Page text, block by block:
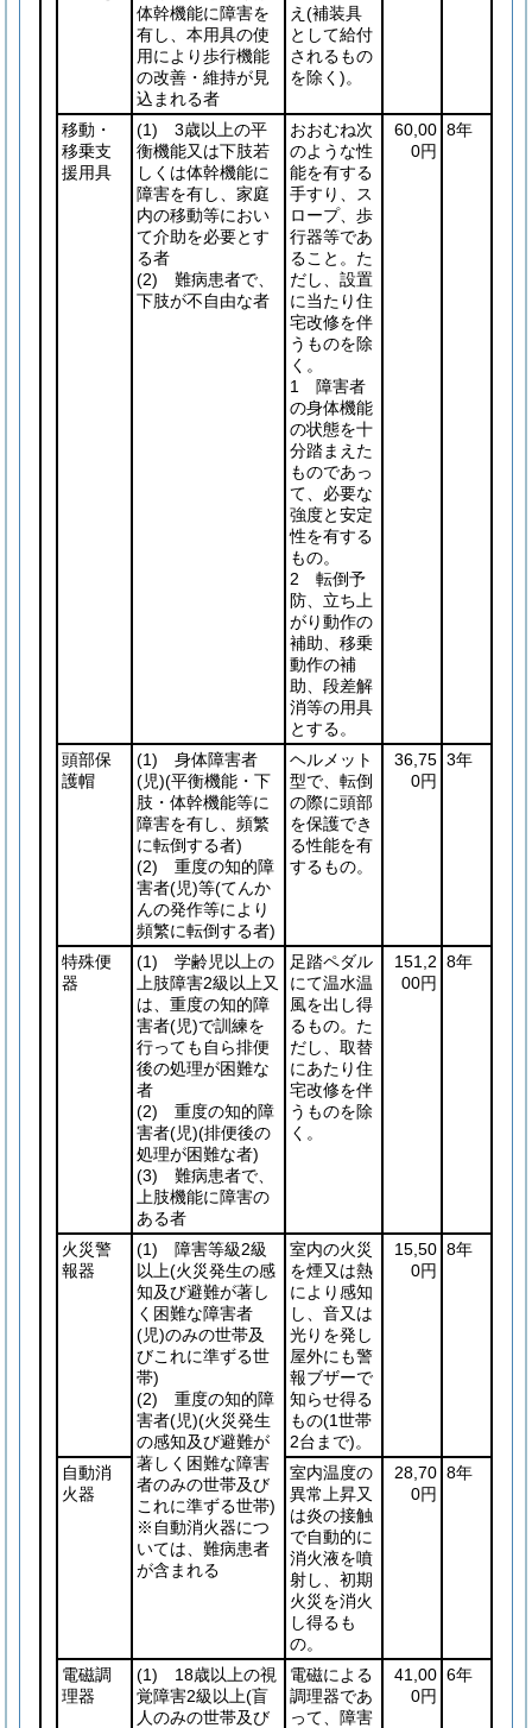
体幹機能に障害を
有し、本用具の使
用により歩行機能
の改善・維持が見
込まれる者
え (補装具
として給付
されるもの
を除く)。
移動・
移乗支
援用具
(1) 3歳以上の平
衡機能又は下肢若
しくは体幹機能に
障害を有し、家庭
内の移動等におい
て介助を必要とす
る者
(2) 難病患者で、
下肢が不自由な者
おおむね次
のような性
能を有する
手すり、ス
ロープ、歩
行器等であ
ること。た
だし、設置
に当たり住
宅改修を伴
うものを除
く。
1 障害者
の身体機能
の状態を十
分踏まえた
ものであっ
て、必要な
強度と安定
性を有する
もの。
2 転倒予
防、立ち上
がり動作の
補助、移乗
動作の補
助、段差解
消等の用具
とする。
60,00
0円
8年
頭部保
護帽
(1) 身体障害者
(児)(平衡機能・下
肢・体幹機能等に
障害を有し、頻繁
に転倒する者)
(2) 重度の知的障
害者(児)等(てんか
んの発作等により
頻繁に転倒する者)
ヘルメット
型で、転倒
の際に頭部
を保護でき
る性能を有
するもの。
36,75
0円
3年
特殊便
器
(1) 学齢児以上の
上肢障害2級以上又
は、重度の知的障
害者(児)で訓練を
行っても自ら排便
後の処理が困難な
者
(2) 重度の知的障
害者(児)(排便後の
処理が困難な者)
(3) 難病患者で、
上肢機能に障害の
ある者
足踏ペダル
にて温水温
風を出し得
るもの。た
だし、取替
にあたり住
宅改修を伴
うものを除
く。
151,2
00円
8年
火災警
報器
(1) 障害等級2級
以上(火災発生の感
知及び避難が著し
く困難な障害者
(児)のみの世帯及
びこれに準ずる世
帯)
(2) 重度の知的障
害者(児)(火災発生
の感知及び避難が
著しく困難な障害
者のみの世帯及び
これに準ずる世帯)
※自動消火器につ
いては、難病患者
が含まれる
室内の火災
を煙又は熱
により感知
し、音又は
光りを発し
屋外にも警
報ブザーで
知らせ得る
もの(1世帯
2台まで)。
15,50
0円
8年
自動消
火器
室内温度の
異常上昇又
は炎の接触
で自動的に
消火液を噴
射し、初期
火災を消火
し得るも
の。
28,70
0円
8年
電磁調
理器
(1) 18歳以上の視
覚障害2級以上(盲
人のみの世帯及び
電磁による
調理器であ
って、障害
41,00
0円
6年